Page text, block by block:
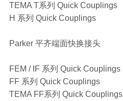
TEMA T系列 Quick Couplings
H 系列 Quick Couplings
Parker 平齐端面快换接头
FEM / IF 系列 Quick Couplings
FF 系列 Quick Couplings
TEMA FF系列 Quick Couplings